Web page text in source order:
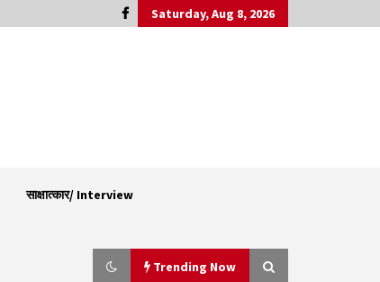
Saturday, Aug 8, 2026
साक्षात्कार/ Interview
Trending Now